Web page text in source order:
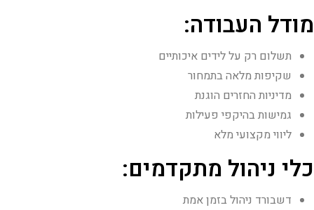
מודל העבודה:
תשלום רק על לידים איכותיים
שקיפות מלאה בתמחור
מדיניות החזרים הוגנת
גמישות בהיקפי פעילות
ליווי מקצועי מלא
כלי ניהול מתקדמים:
דשבורד ניהול בזמן אמת